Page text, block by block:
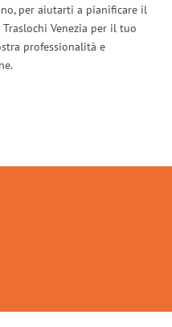
per aiutarti a pianificare il
Venezia per il tuo
professionalità e